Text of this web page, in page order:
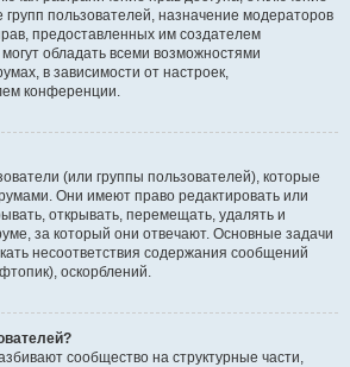
групп пользователей, назначение модераторов
предоставленных им создателем
обладать всеми возможностями
в зависимости от настроек,
конференции.
(или группы пользователей), которые
Они имеют право редактировать или
открывать, перемещать, удалять и
за который они отвечают. Основные задачи
несоответствия содержания сообщений
оскорблений.
сообщество на структурные части,